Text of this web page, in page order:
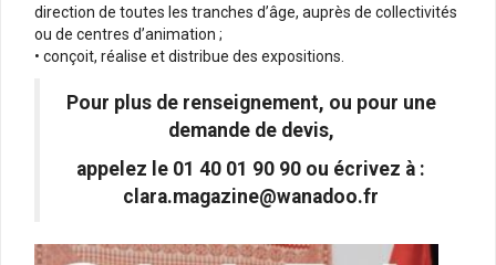
direction de toutes les tranches d’âge, auprès de collectivités
ou de centres d’animation ;
• conçoit, réalise et distribue des expositions.
Pour plus de renseignement, ou pour une
demande de devis,
appelez le 01 40 01 90 90 ou écrivez à :
clara.magazine@wanadoo.fr